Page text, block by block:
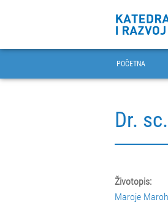
POČETNA
Dr.
Životopis:
Maroje